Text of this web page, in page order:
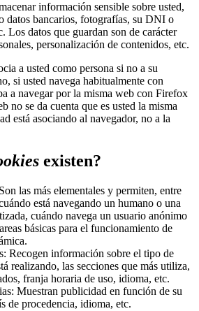
información sensible sobre usted,
datos bancarios, fotografías, su DNI o
Los datos que guardan son de carácter
personalización de contenidos, etc.
a usted como persona si no a su
si usted navega habitualmente con
a navegar por la misma web con Firefox
no se da cuenta que es usted la misma
está asociando al navegador, no a la
existen?
las más elementales y permiten, entre
está navegando un humano o una
cuándo navega un usuario anónimo
básicas para el funcionamiento de
Recogen información sobre el tipo de
realizando, las secciones que más utiliza,
franja horaria de uso, idioma, etc.
Muestran publicidad en función de su
de procedencia, idioma, etc.